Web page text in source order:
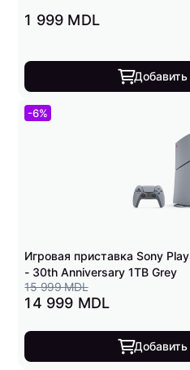
1 999 MDL
Добавить
-6%
Игровая приставка Sony
- 30th Anniversary 1TB Grey
15 999 MDL
14 999 MDL
Добавить